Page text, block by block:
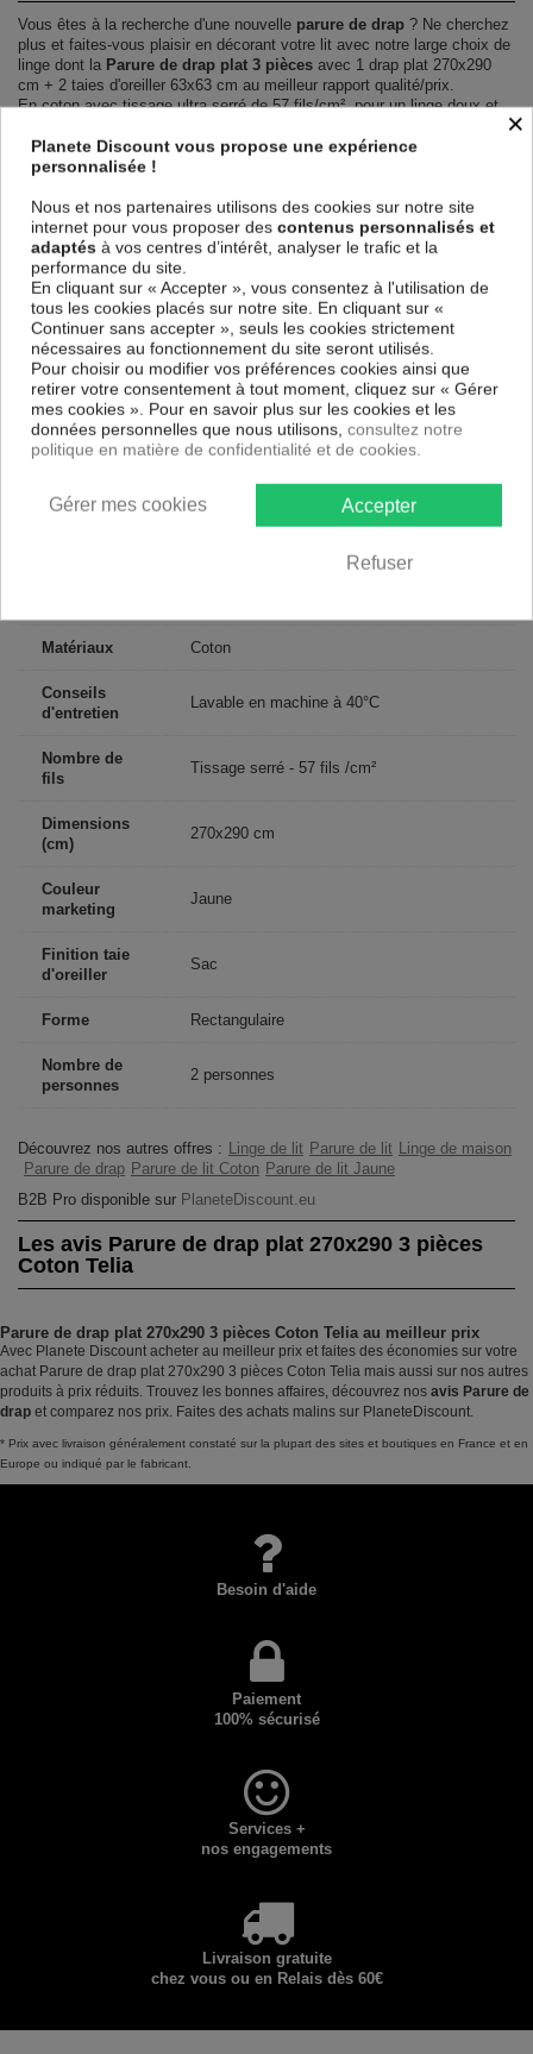
Vous êtes à la recherche d'une nouvelle parure de drap ? Ne cherchez
plus et faites-vous plaisir en décorant votre lit avec notre large choix de
linge dont la Parure de drap plat 3 pièces avec 1 drap plat 270x290
cm + 2 taies d'oreiller 63x63 cm au meilleur rapport qualité/prix.
En coton avec tissage ultra serré de 57 fils/cm², pour un linge doux et
de fils/cm² est élevé, plus le tissage est serré et de bonne qualité.
Laver et repasser sur l'envers afin de protéger les couleurs
ne présentent pas de substances nocives pouvant nuire à la santé.
PARURE DE DRAP PLAT 3 PIÈCES 270X290 CM
100% COTON 57 FILS TELIA !
Détail
Matière : 100% Coton 57 fils
Couleur : Motifs
Entretien : Lavable en machine à 40°C
Modèle : Telia
Tissage serré - 57 fils /cm²
Contenu
1 drap plat 270x290 cm + 2 taies d'oreiller 63x63 cm 100% Coton 57
Matériaux Coton
Conseils
d'entretien
Lavable en machine à 40°C
Nombre de
fils
Tissage serré - 57 fils /cm²
Dimensions
(cm)
270x290 cm
Couleur
marketing
Jaune
Finition taie
d'oreiller
Sac
Forme Rectangulaire
Nombre de
personnes
2 personnes
Découvrez nos autres offres : Linge de lit Parure de lit Linge de maison
Parure de drap Parure de lit Coton Parure de lit Jaune
B2B Pro disponible sur PlaneteDiscount.eu
Les avis Parure de drap plat 270x290 3 pièces
Coton Telia
Parure de drap plat 270x290 3 pièces Coton Telia au meilleur prix
Avec Planete Discount acheter au meilleur prix et faites des économies sur votre
achat Parure de drap plat 270x290 3 pièces Coton Telia mais aussi sur nos autres
produits à prix réduits. Trouvez les bonnes affaires, découvrez nos avis Parure de
drap et comparez nos prix. Faites des achats malins sur PlaneteDiscount.
* Prix avec livraison généralement constaté sur la plupart des sites et boutiques en France et en
Europe ou indiqué par le fabricant.
Besoin d'aide
Paiement
100% sécurisé
Services +
nos engagements
Livraison gratuite
chez vous ou en Relais dès 60€
×
Planete Discount vous propose une expérience
personnalisée !
Nous et nos partenaires utilisons des cookies sur notre site
internet pour vous proposer des contenus personnalisés et
adaptés à vos centres d’intérêt, analyser le trafic et la
performance du site.
En cliquant sur « Accepter », vous consentez à l'utilisation de
tous les cookies placés sur notre site. En cliquant sur «
Continuer sans accepter », seuls les cookies strictement
nécessaires au fonctionnement du site seront utilisés.
Pour choisir ou modifier vos préférences cookies ainsi que
retirer votre consentement à tout moment, cliquez sur « Gérer
mes cookies ». Pour en savoir plus sur les cookies et les
données personnelles que nous utilisons, consultez notre
politique en matière de confidentialité et de cookies.
Accepter
Refuser
Gérer mes cookies